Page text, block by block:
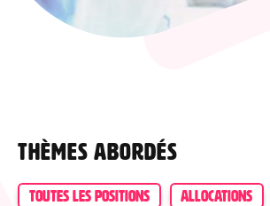
Thèmes abordés
TOUTES LES POSITIONS ALLOCATIONS